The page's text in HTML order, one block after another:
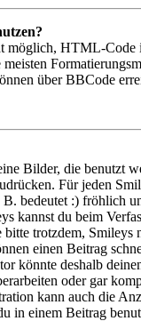
möglich, HTML-Code
über BBCode
Bilder, die benutzt
Für jeden
B. bedeutet :) fröhlich
kannst du beim
bitte trotzdem, Smileys
einen Beitrag
könnte deshalb
oder gar
kann auch die
in einem Beitrag